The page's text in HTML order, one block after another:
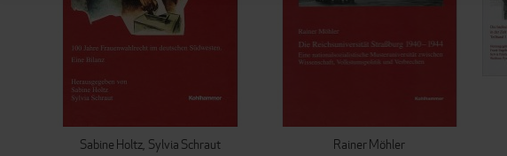
Sabine Holtz Sylvia Schraut Rainer Möhler